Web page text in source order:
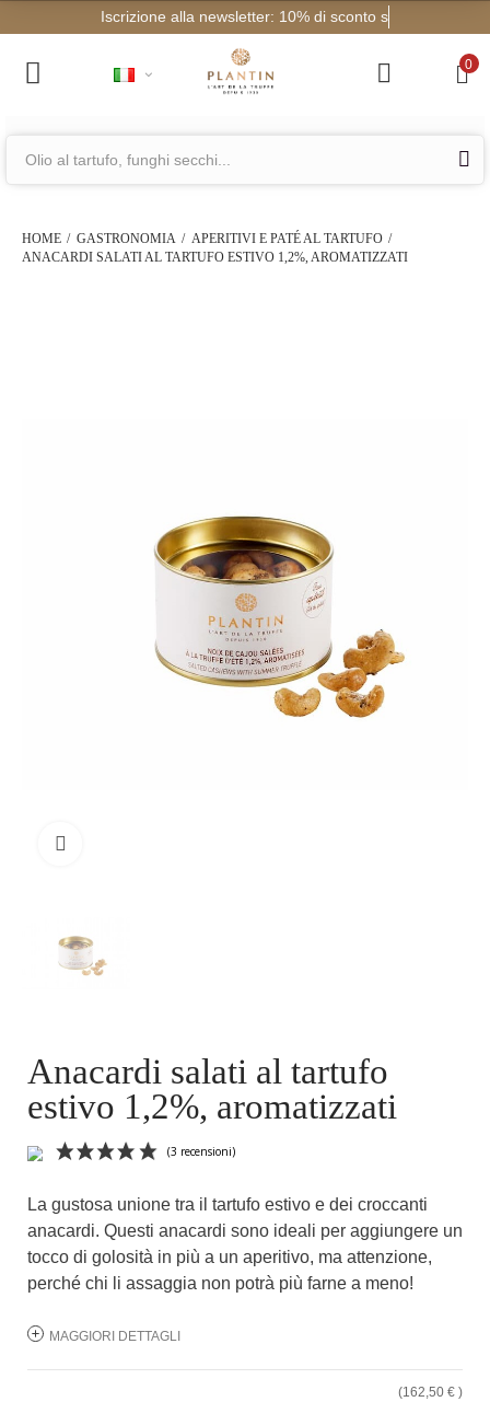
Iscrizione a
0
HOME GASTRONOMIA
APERITIVI E PATÉ AL TARTUFO
ANACARDI SALATI AL TARTUFO ESTIVO 1,2%, AROMATIZZATI
Anacardi salati al tartufo
estivo 1,2%, aromatizzati
La gustosa unione tra il tartufo estivo e dei croccanti
anacardi. Questi anacardi sono ideali per aggiungere un
tocco di golosità in più a un aperitivo, ma attenzione,
perché chi li assaggia non potrà più farne a meno!
MAGGIORI DETTAGLI
(162,50 € )